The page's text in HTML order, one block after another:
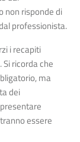
non risponde di
professionista.
i recapiti
ricorda che
ma
dei
essere